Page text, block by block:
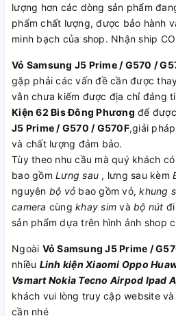
lượng hơn các dòng sản phẩm
phẩm chất lượng, được bảo hành
minh bạch của shop. Nhận ship
Vỏ Samsung J5 Prime / G570 /
gặp phải các vấn đề cần được
vẫn chưa kiếm được địa chỉ đáng
Kiện 62 Bis Đông Phương để
J5 Prime / G570 / G570F,giải
và chất lượng đảm bảo.
Tùy theo nhu cầu mà quý khách
bao gồm Lưng sau , lưng sau kèm
nguyên bộ vỏ bao gồm vỏ,khung
camera cùng khay sim và bộ nút
sản phẩm dựa trên hình ảnh shop
Ngoài Vỏ Samsung J5 Prime /
nhiều Linh kiện Xiaomi Oppo
Vsmart Nokia Tecno Airpod Ipad
khách vui lòng truy cập website
cần nhé